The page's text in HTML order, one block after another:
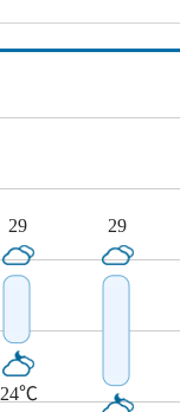
29
24℃
29